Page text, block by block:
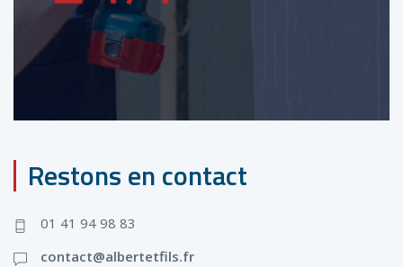
Restons en contact
01 41 94 98 83
contact@albertetfils.fr